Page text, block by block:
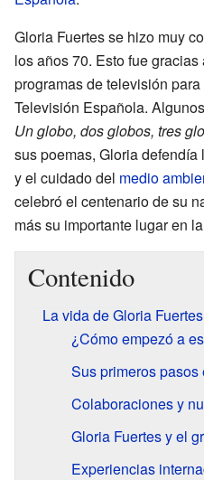
Gloria Fuertes se hizo muy
los años 70. Esto fue
programas de televisión
Televisión Española.
Un globo, dos globos, tres
sus poemas, Gloria defendía
y el cuidado del medio
celebró el centenario de su
más su importante lugar en la
Contenido
La vida de Gloria
¿Cómo empezó a
Sus primeros
Colaboraciones y
Gloria Fuertes y el
Experiencias